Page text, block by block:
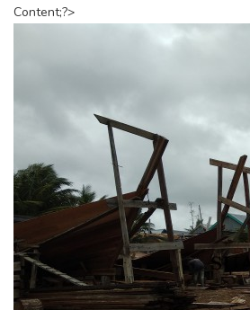
Content;?>